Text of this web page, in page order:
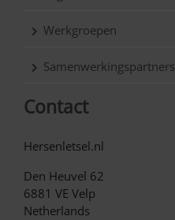
Werkgroepen
Samenwerkingspartners
Contact
Hersenletsel.nl
Den Heuvel 62
6881 VE Velp
Netherlands